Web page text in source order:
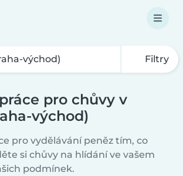
Filtry
pro chůvy v
východ)
pro vydělávání peněz tím, co
si chůvy na hlídání ve vašem
podmínek.